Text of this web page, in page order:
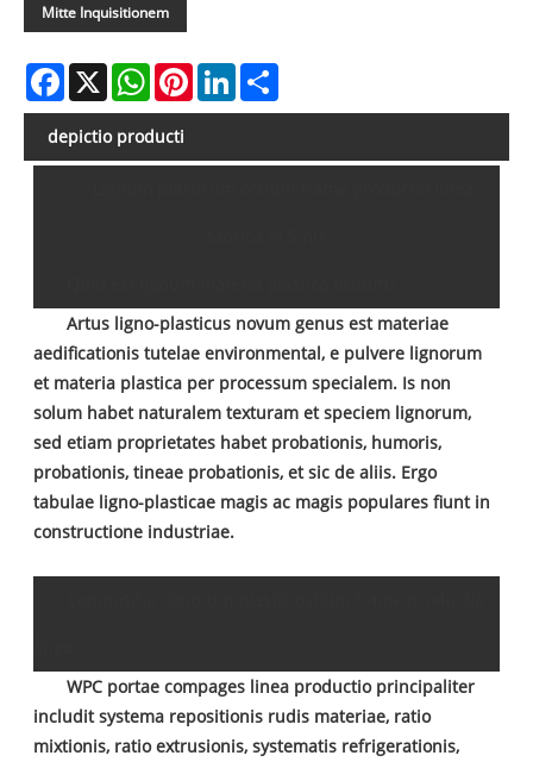
Mitte Inquisitionem
Facebook
X WhatsAppPinterestLinkedIn
depictio producti
Artus ligno-plasticus novum genus est materiae
aedificationis tutelae environmental, e pulvere lignorum
et materia plastica per processum specialem. Is non
solum habet naturalem texturam et speciem lignorum,
sed etiam proprietates habet probationis, humoris,
probationis, tineae probationis, et sic de aliis. Ergo
tabulae ligno-plasticae magis ac magis populares fiunt in
constructione industriae.
WPC portae compages linea productio principaliter
includit systema repositionis rudis materiae, ratio
mixtionis, ratio extrusionis, systematis refrigerationis,